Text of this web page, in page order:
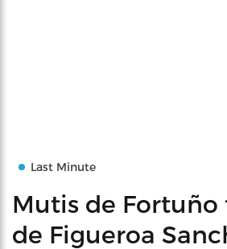
Last Minute
Mutis de Fortuño
de Figueroa